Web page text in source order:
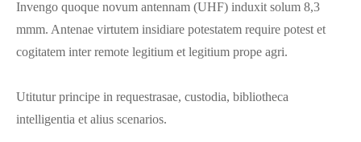
Invengo quoque novum antennam (UHF) induxit solum 8,3
mmm. Antenae virtutem insidiare potestatem require potest et
cogitatem inter remote legitium et legitium prope agri.
Utitutur principe in requestrasae, custodia, bibliotheca
intelligentia et alius scenarios.